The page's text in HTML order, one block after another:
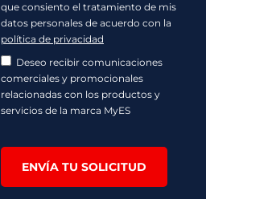
que consiento el tratamiento de mis
datos personales de acuerdo con la
política de privacidad
Deseo recibir comunicaciones
comerciales y promocionales
relacionadas con los productos y
servicios de la marca MyES
ENVÍA TU SOLICITUD